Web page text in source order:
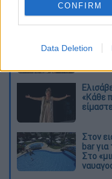
CONFIRM
Data Deletion
Διαβάστε
«Κάθε
Στον
bar
Στο